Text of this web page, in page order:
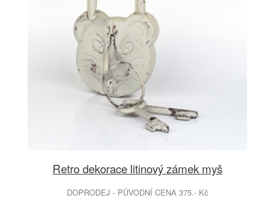
Retro dekorace litinový zámek myš
DOPRODEJ - PŮVODNÍ CENA 375.- Kč